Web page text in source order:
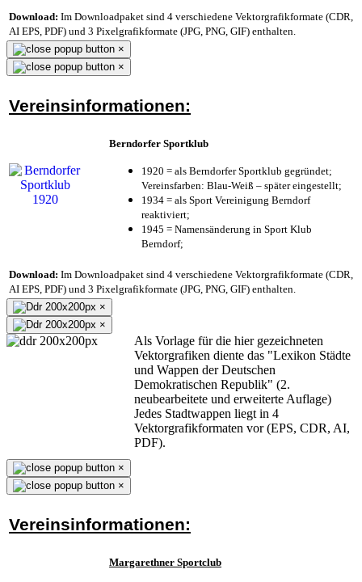
Download: Im Downloadpaket sind 4 verschiedene Vektorgrafikformate (CDR,
AI EPS, PDF) und 3 Pixelgrafikformate (JPG, PNG, GIF) enthalten.
×
×
Vereinsinformationen:
Berndorfer Sportklub
1920 = als Berndorfer Sportklub gegründet;
Vereinsfarben: Blau-Weiß – später eingestellt;
1934 = als Sport Vereinigung Berndorf
reaktiviert;
1945 = Namensänderung in Sport Klub
Berndorf;
Download: Im Downloadpaket sind 4 verschiedene Vektorgrafikformate (CDR,
AI EPS, PDF) und 3 Pixelgrafikformate (JPG, PNG, GIF) enthalten.
×
×
Als Vorlage für die hier gezeichneten
Vektorgrafiken diente das "Lexikon Städte
und Wappen der Deutschen
Demokratischen Republik" (2.
neubearbeitete und erweiterte Auflage)
Jedes Stadtwappen liegt in 4
Vektorgrafikformaten vor (EPS, CDR, AI,
PDF).
×
×
Vereinsinformationen:
Margarethner Sportclub